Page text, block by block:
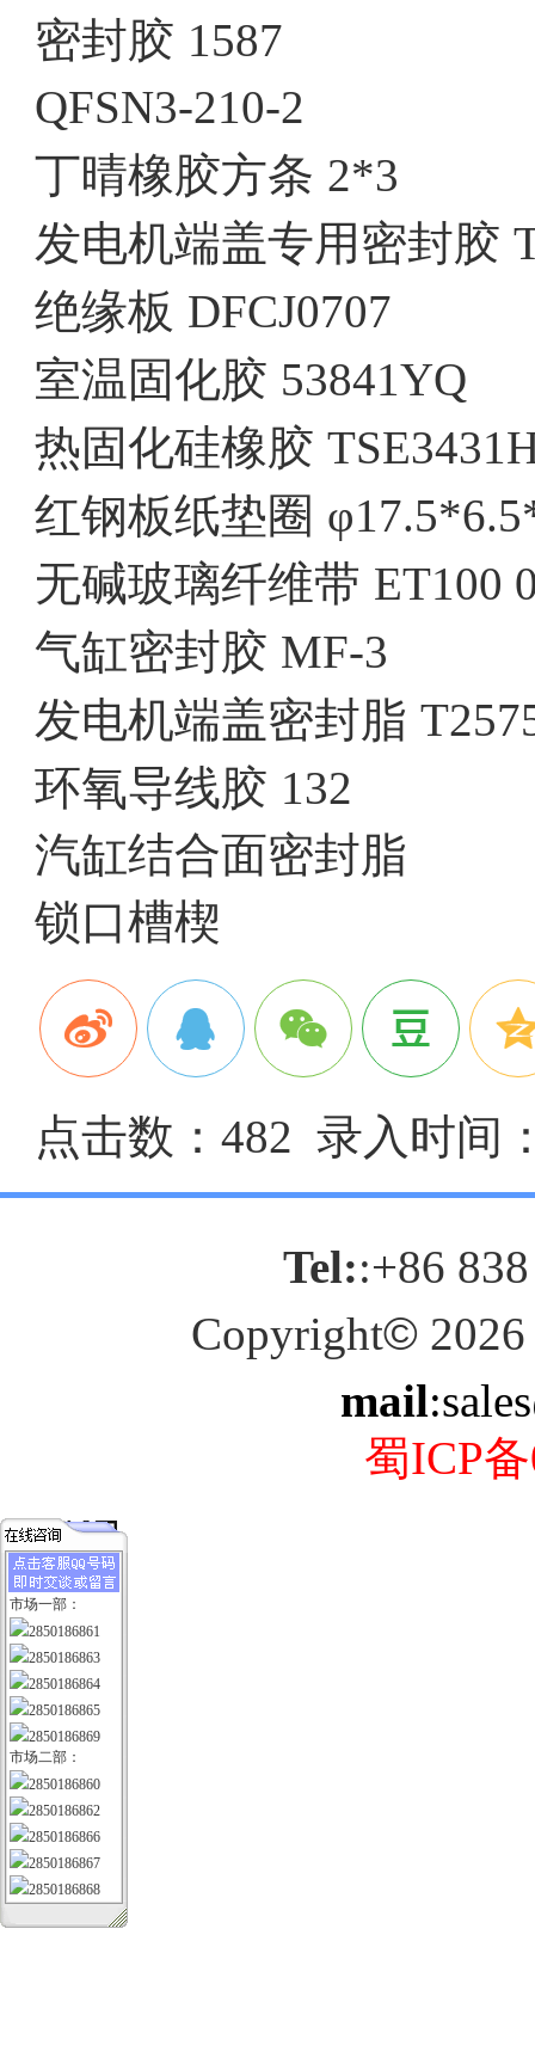
密封胶 1587
QFSN3-210-2
丁晴橡胶方条 2*3
发电机端盖专用密封胶
绝缘板 DFCJ0707
室温固化胶 53841YQ
热固化硅橡胶
红钢板纸垫圈
无碱玻璃纤维带 ET100
气缸密封胶 MF-3
发电机端盖密封脂
环氧导线胶 132
汽缸结合面密封脂
锁口槽楔
点击数：482 录入时间
Tel::+86
Copyright© 2026
mail
蜀ICP
市场一部：
2850186861
2850186863
2850186864
2850186865
2850186869
市场二部：
2850186860
2850186862
2850186866
2850186867
2850186868